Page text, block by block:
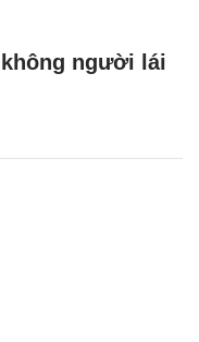
người lái